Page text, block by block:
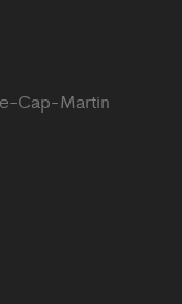
Cap-Martin